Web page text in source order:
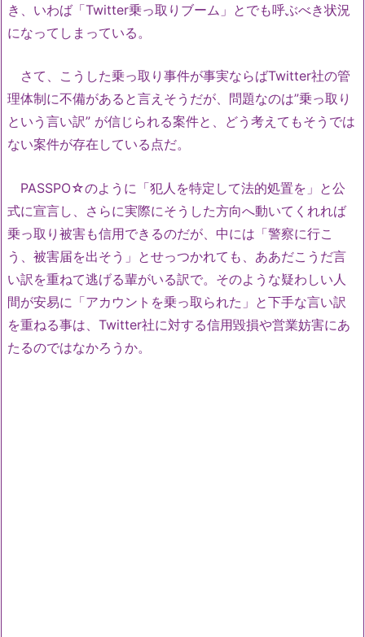
き、いわば「Twitter乗っ取りブーム」とでも呼ぶべき状況
になってしまっている。
さて、こうした乗っ取り事件が事実ならばTwitter社の管
理体制に不備があると言えそうだが、問題なのは”乗っ取り
という言い訳” が信じられる案件と、どう考えてもそうでは
ない案件が存在している点だ。
PASSPO☆のように「犯人を特定して法的処置を」と公
式に宣言し、さらに実際にそうした方向へ動いてくれれば
乗っ取り被害も信用できるのだが、中には「警察に行こ
う、被害届を出そう」とせっつかれても、ああだこうだ言
い訳を重ねて逃げる輩がいる訳で。そのような疑わしい人
間が安易に「アカウントを乗っ取られた」と下手な言い訳
を重ねる事は、Twitter社に対する信用毀損や営業妨害にあ
たるのではなかろうか。